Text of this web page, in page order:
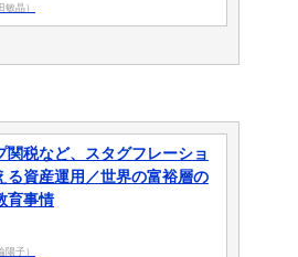
敏晶）
関税など、スタグフレーショ
る資産運用／世界の富裕層の
育事情
陽子）